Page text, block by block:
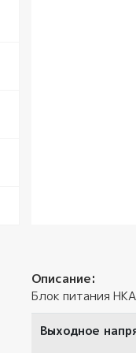
Описание:
Блок питания
Выходное